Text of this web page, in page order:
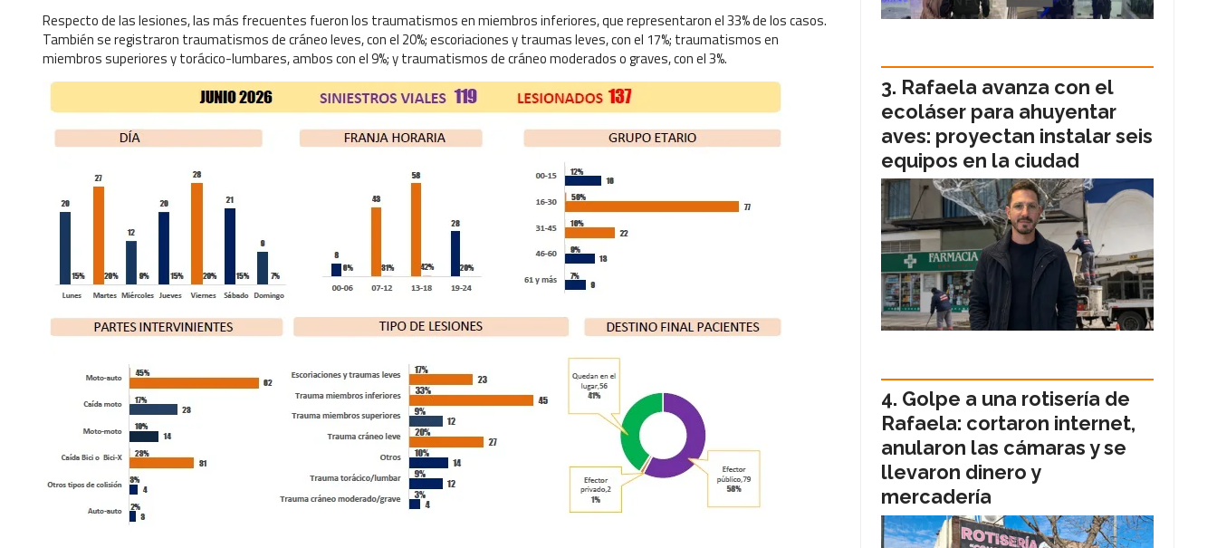
Respecto de las lesiones, las más frecuentes fueron los traumatismos en miembros inferiores, que representaron el 33% de los casos.
También se registraron traumatismos de cráneo leves, con el 20%; escoriaciones y traumas leves, con el 17%; traumatismos en
miembros superiores y torácico-lumbares, ambos con el 9%; y traumatismos de cráneo moderados o graves, con el 3%.
Rafaela avanza con el
ecoláser para ahuyentar
aves: proyectan instalar seis
equipos en la ciudad
Golpe a una rotisería de
Rafaela: cortaron internet,
anularon las cámaras y se
llevaron dinero y
mercadería